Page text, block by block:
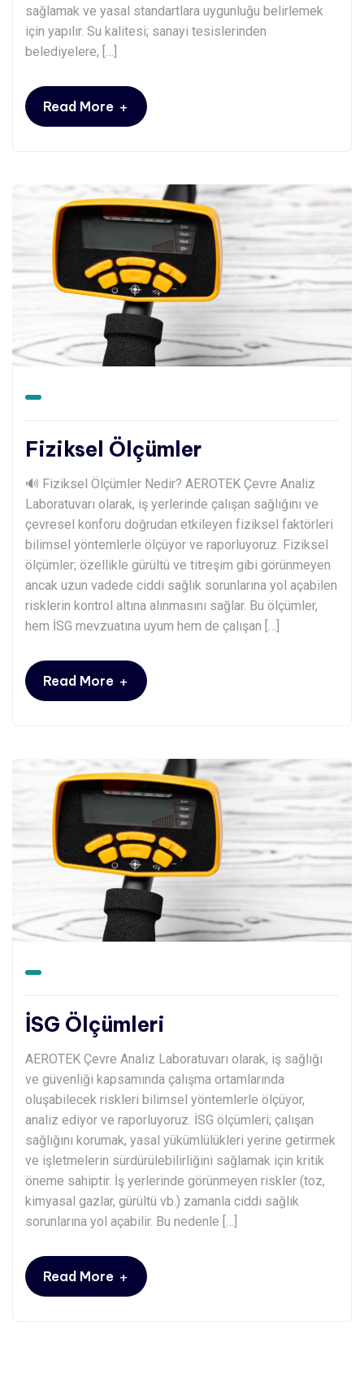
sağlamak ve yasal standartlara uygunluğu belirlemek
için yapılır. Su kalitesi; sanayi tesislerinden
belediyelere, […]
Read More +
Fiziksel Ölçümler
🔊 Fiziksel Ölçümler Nedir? AEROTEK Çevre Analiz
Laboratuvarı olarak, iş yerlerinde çalışan sağlığını ve
çevresel konforu doğrudan etkileyen fiziksel faktörleri
bilimsel yöntemlerle ölçüyor ve raporluyoruz. Fiziksel
ölçümler; özellikle gürültü ve titreşim gibi görünmeyen
ancak uzun vadede ciddi sağlık sorunlarına yol açabilen
risklerin kontrol altına alınmasını sağlar. Bu ölçümler,
hem İSG mevzuatına uyum hem de çalışan […]
Read More +
İSG Ölçümleri
AEROTEK Çevre Analiz Laboratuvarı olarak, iş sağlığı
ve güvenliği kapsamında çalışma ortamlarında
oluşabilecek riskleri bilimsel yöntemlerle ölçüyor,
analiz ediyor ve raporluyoruz. İSG ölçümleri; çalışan
sağlığını korumak, yasal yükümlülükleri yerine getirmek
ve işletmelerin sürdürülebilirliğini sağlamak için kritik
öneme sahiptir. İş yerlerinde görünmeyen riskler (toz,
kimyasal gazlar, gürültü vb.) zamanla ciddi sağlık
sorunlarına yol açabilir. Bu nedenle […]
Read More +